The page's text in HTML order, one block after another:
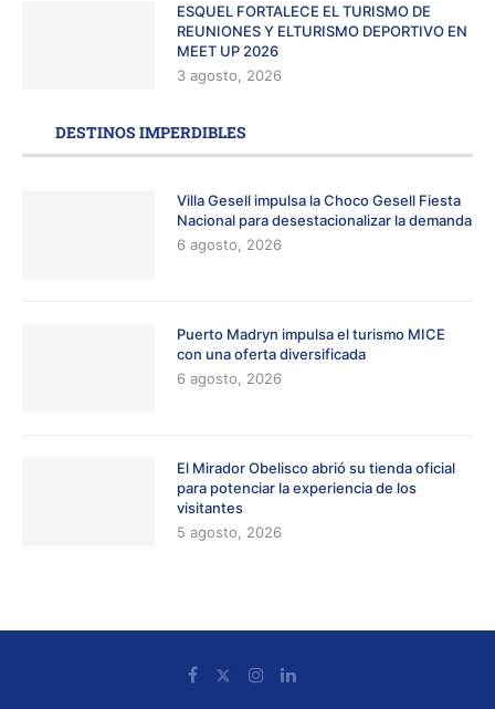
ESQUEL FORTALECE EL TURISMO DE
REUNIONES Y ELTURISMO DEPORTIVO EN
MEET UP 2026
3 agosto, 2026
DESTINOS IMPERDIBLES
Villa Gesell impulsa la Choco Gesell Fiesta
Nacional para desestacionalizar la demanda
6 agosto, 2026
Puerto Madryn impulsa el turismo MICE
con una oferta diversificada
6 agosto, 2026
El Mirador Obelisco abrió su tienda oficial
para potenciar la experiencia de los
visitantes
5 agosto, 2026